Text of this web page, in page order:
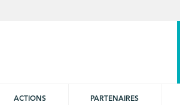
ACTIONS PARTENAIRES